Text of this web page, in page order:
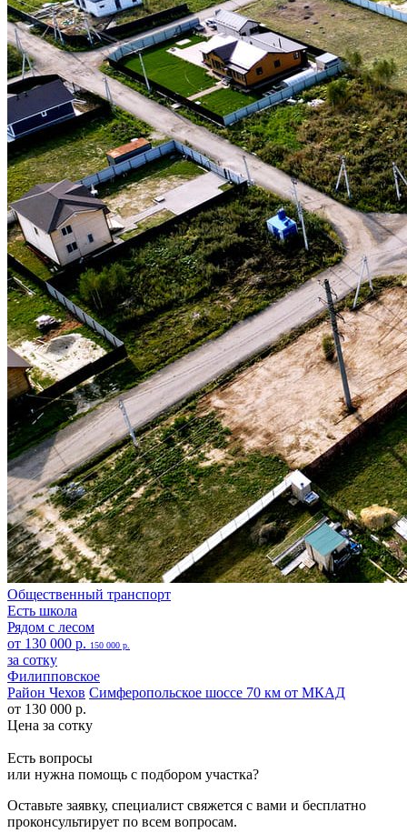
Общественный транспорт
Есть школа
Рядом с лесом
от 130 000 р. 150 000 р.
за сотку
Филипповское
Район Чехов Симферопольское шоссе 70 км от МКАД
от 130 000 р.
Цена за сотку
Есть вопросы
или нужна помощь с подбором участка?
Оставьте заявку, специалист свяжется с вами и бесплатно
проконсультирует по всем вопросам.